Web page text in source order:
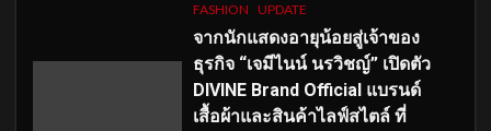
FASHION UPDATE
จากนักแสดงอายุน้อยสู่เจ้าของ
ธุรกิจ “เจมีไนน์ นรวิชญ์” เปิดตัว
DIVINE Brand Official แบรนด์
เสื้อผ้าและสินค้าไลฟ์สไตล์ ที่